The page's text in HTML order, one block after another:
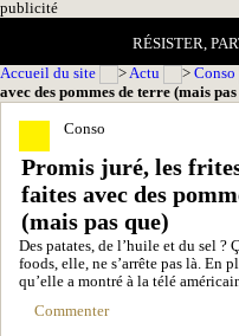
publicité
RÉSISTER,
Accueil du site
Actu Conso
avec des pommes de terre (mais pas
Conso
Promis juré, les
faites avec des
(mais pas que)
Des patates, de l’huile et du sel ?
foods, elle, ne s’arrête pas là. En
qu’elle a montré à la télé
Commenter